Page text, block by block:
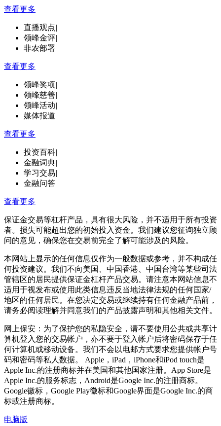
查看更多
直播观点|
领峰金评|
非农部署
查看更多
领峰奖项|
领峰慈善|
领峰活动|
媒体报道
查看更多
投资百科|
金融词典|
学习交易|
金融问答
查看更多
保证金交易等杠杆产品，具有很大风险，并不适用于所有投资
者。损失可能超出您的初始投入资金。我们建议您征询独立顾
问的意见，确保您在交易前完全了解可能涉及的风险。
本网站上显示的任何信息仅作为一般数据或参考，并不构成任
何投资建议。我们不向美国、中国香港、中国台湾等某些司法
管辖区的居民提供保证金杠杆产品交易。请注意本网站信息不
适用于视发布或使用此类信息违反当地法律法规的任何国家/
地区的任何居民。在您决定交易或继续持有任何金融产品前，
请务必阅读理解并同意我们的产品披露声明和其他相关文件。
网上保安：为了保护您的私隐安全，请不要使用公共或共享计
算机登入您的交易帐户，亦不要于登入帐户后将密码保存于任
何计算机或移动设备。我们不会以电邮方式要求您提供帐户号
码和密码等私人数据。 Apple，iPad，iPhone和iPod touch是
Apple Inc.的注册商标并在美国和其他国家注册。App Store是
Apple Inc.的服务标志，Android是Google Inc.的注册商标。
Google徽标，Google Play徽标和Google界面是Google Inc.的商
标或注册商标。
电脑版